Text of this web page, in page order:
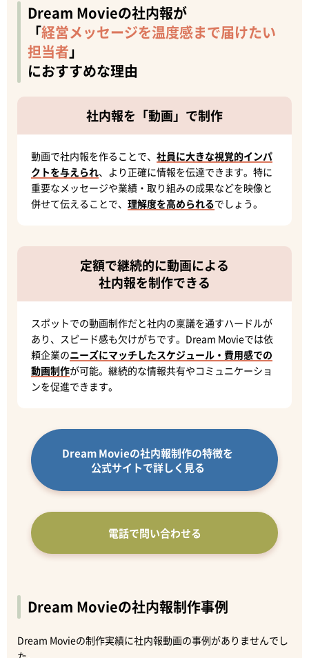
Dream Movieの社内報が
「経営メッセージを温度感まで届けたい
担当者」
におすすめな理由
社内報を「動画」で制作
動画で社内報を作ることで、 社員に大きな視覚的インパ
クトを与えられ、より正確に情報を伝達できます。特に
重要なメッセージや業績・取り組みの成果などを映像と
併せて伝えることで、 理解度を高められるでしょう。
定額で継続的に動画による
社内報を制作できる
スポットでの動画制作だと社内の稟議を通すハードルが
あり、スピード感も欠けがちです。Dream Movieでは依
頼企業のニーズにマッチしたスケジュール・費用感での
動画制作が可能。継続的な情報共有やコミュニケーショ
ンを促進できます。
Dream Movieの社内報制作の特徴を
公式サイトで詳しく見る
電話で問い合わせる
Dream Movieの社内報制作事例
Dream Movieの制作実績に社内報動画の事例がありませんでし